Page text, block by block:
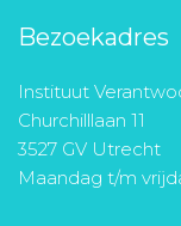
Bezoekadres
Instituut
Churchilllaan 11
3527 GV Utrecht
Maandag t/m